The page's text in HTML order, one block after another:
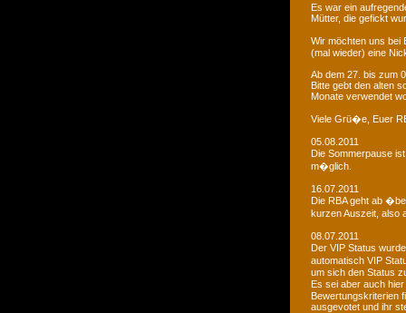
Es war ein
Mütter, die gefickt
Wir möchten uns bei
(mal wieder) eine
Ab dem 27. bis zum
Bitte gebt den alten
Monate verwendet
Viele Grü�e, Euer
05.08.2011
Die Sommerpause
m�glich.
16.07.2011
Die RBA geht ab
kurzen Auszeit, also
08.07.2011
Der VIP Status
automatisch VIP
um sich den Status
Es sei aber auch
Bewertungskriterien
ausgevotet und ihr